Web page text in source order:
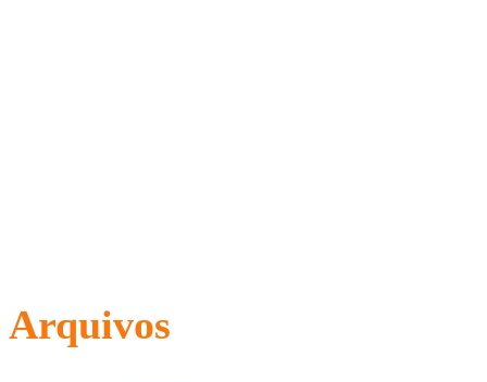
Arquivos